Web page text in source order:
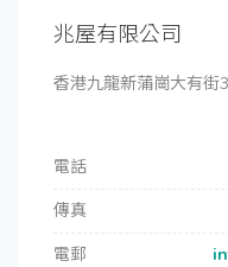
兆屋有限公司
香港九龍新蒲崗大有街
電話
傳真
電郵